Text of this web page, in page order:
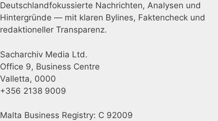
Deutschlandfokussierte Nachrichten, Analysen und
Hintergründe — mit klaren Bylines, Faktencheck und
redaktioneller Transparenz.
Sacharchiv Media Ltd.
Office 9, Business Centre
Valletta, 0000
+356 2138 9009
Malta Business Registry: C 92009